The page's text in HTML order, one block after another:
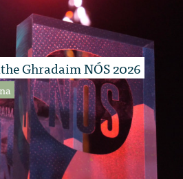
Ghradaim NÓS 2026